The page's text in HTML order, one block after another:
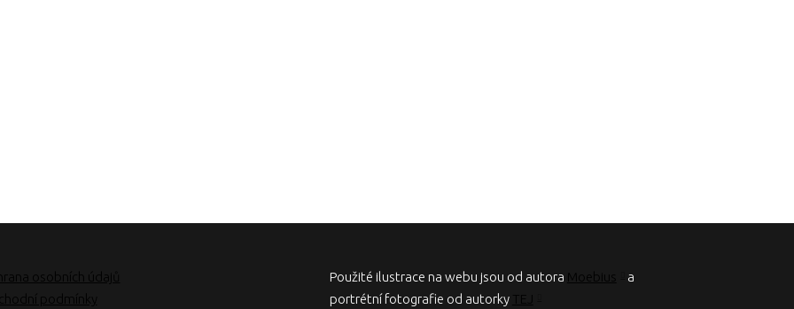
osobních údajů
podmínky
Použité ilustrace na webu jsou od autora Moebius
a
portrétní fotografie od autorky TEJ